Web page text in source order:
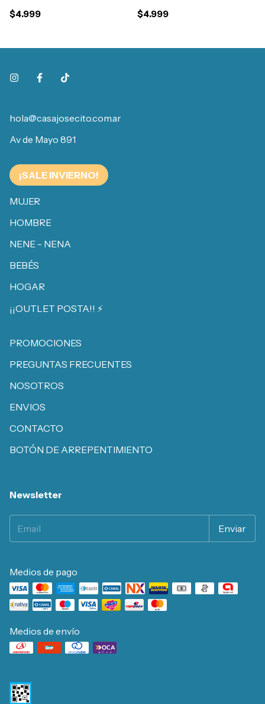
Con Abertura Art.8001
$4.999 $4.999
hola@casajosecito.com.ar
Av de Mayo 891
¡SALE INVIERNO!
MUJER
HOMBRE
NENE - NENA
BEBÉS
HOGAR
¡¡OUTLET POSTA!! ⚡️
PROMOCIONES
PREGUNTAS FRECUENTES
NOSOTROS
ENVIOS
CONTACTO
BOTÓN DE ARREPENTIMIENTO
Newsletter
Medios de pago
Medios de envío